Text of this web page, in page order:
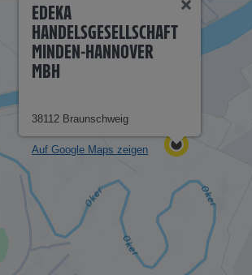
EDEKA
HANDELSGESELLSCHAFT
MINDEN-HANNOVER
MBH
38112 Braunschweig
Auf Google Maps zeigen